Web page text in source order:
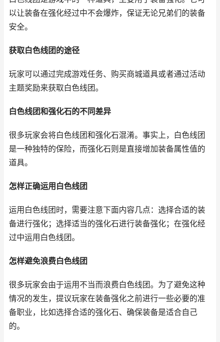
以让装备在强化经过中不会爆炸，保证无论兄弟们的装备
安全。
获取白色线团的途径
玩家可以通过完成游戏任务、购买商城道具或者通过活动
主题奖励来获取白色线团。
白色线团和强化石的不同差异
很多玩家会将白色线团和强化石混淆。事实上，白色线团
是一种独特的保险，而强化石则是直接增加装备属性值的
道具。
怎样正确运用白色线团
运用白色线团时，需要注意下面内容几点：选择合适的装
备进行强化；选择适当的强化石进行装备强化；在强化经
过中运用白色线团。
怎样避免浪费白色线团
很多玩家会由于运用不当而浪费白色线团。为了避免这种
情况的发生，提议玩家在装备强化之前进行一些必要的准
备职业，比如选择合适的强化石、确保装备是适合自己
的。